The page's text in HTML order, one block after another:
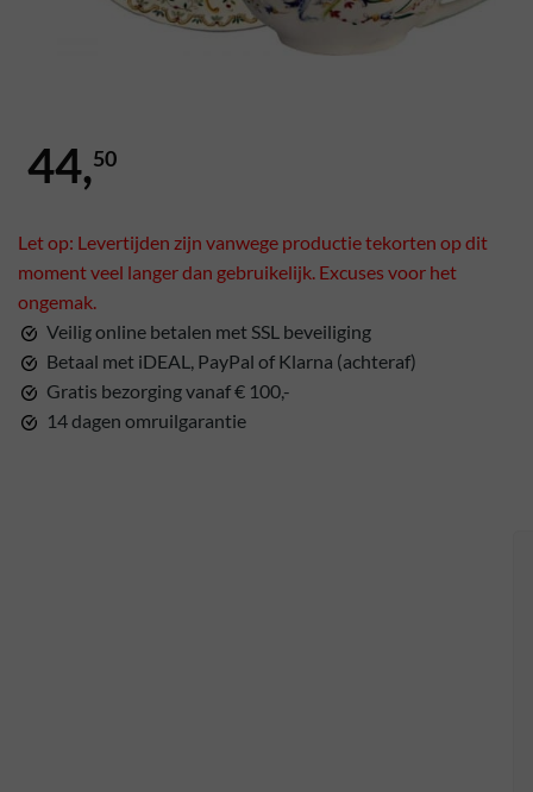
44,50
Let op: Levertijden zijn vanwege productie tekorten op dit
moment veel langer dan gebruikelijk. Excuses voor het
ongemak.
Veilig online betalen met SSL beveiliging
Betaal met iDEAL, PayPal of Klarna (achteraf)
Gratis bezorging vanaf € 100,-
14 dagen omruilgarantie